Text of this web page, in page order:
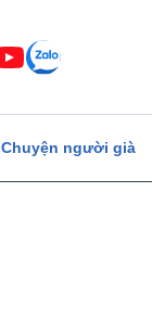
Chuyện người già